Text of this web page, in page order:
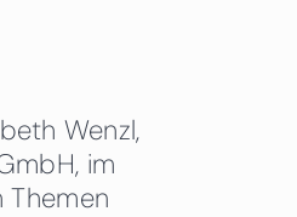
Wenzl,
im